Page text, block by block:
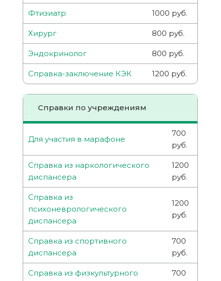
Фтизиатр 1000 руб.
Хирург 800 руб.
Эндокринолог 800 руб.
Справка-заключение КЭК 1200 руб.
Справки по учреждениям
Для участия в марафоне
700
руб.
Справка из наркологического
диспансера
1200
руб.
Справка из
психоневрологического
диспансера
1200
руб.
Справка из спортивного
диспансера
700
руб.
Справка из физкультурного
700